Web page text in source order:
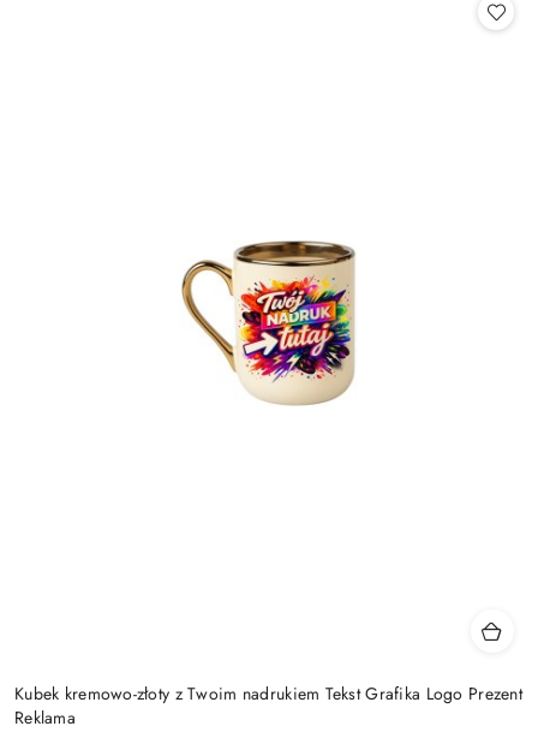
Kubek kremowo-złoty z Twoim nadrukiem Tekst Grafika Logo Prezent
Reklama